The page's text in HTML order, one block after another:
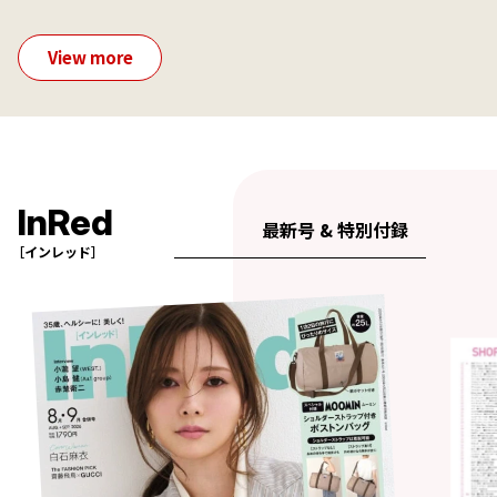
View more
InRed
［インレッド］
最新号 & 特別付録